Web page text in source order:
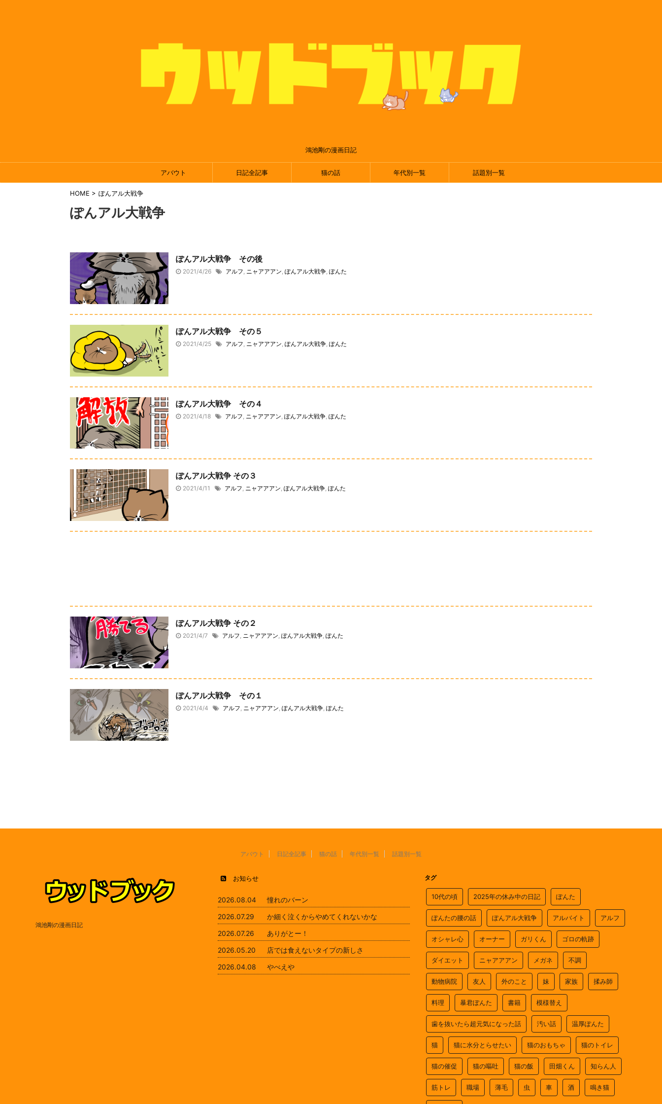
鴻池剛の漫画日記
アバウト 日記全記事 猫の話 年代別一覧 話題別一覧
HOME > ぽんアル大戦争
ぽんアル大戦争
ぽんアル大戦争 その後
2021/4/26 アルフ, ニャアアアン, ぽんアル大戦争, ぽんた
ぽんアル大戦争 その５
2021/4/25 アルフ ニャアアアン ぽんアル大戦争 ぽんた
ぽんアル大戦争 その４
2021/4/18 アルフ ニャアアアン ぽんアル大戦争 ぽんた
ぽんアル大戦争 その３
2021/4/11 アルフ, ニャアアアン, ぽんアル大戦争, ぽんた
ぽんアル大戦争 その２
2021/4/7 アルフ, ニャアアアン, ぽんアル大戦争, ぽんた
ぽんアル大戦争 その１
2021/4/4 アルフ ニャアアアン ぽんアル大戦争 ぽんた
アバウト 日記全記事 猫の話 年代別一覧 話題別一覧
お知らせ
2026.08.04
憧れのバーン
2026.07.29
か細く泣くからやめてくれないかな
2026.07.26
ありがとー！
2026.05.20
店では食えないタイプの新しさ
2026.04.08
やべえや
タグ
10代の頃 2025年の休み中の日記 ぽんた
ぽんたの腰の話 ぽんアル大戦争 アルバイト アルフ
オシャレ心 オーナー ガリくん ゴロの軌跡
ダイエット ニャアアアン メガネ 不調
動物病院 友人 外のこと 妹 家族 揉み師
料理 暴君ぽんた 書籍 模様替え
歯を抜いたら超元気になった話 汚い話 温厚ぽんた
猫 猫に水分とらせたい 猫のおもちゃ 猫のトイレ
猫の催促 猫の嘔吐 猫の飯 田畑くん 知らん人
筋トレ 職場 薄毛 虫 車 酒 鳴き猫
鴻池剛の漫画日記